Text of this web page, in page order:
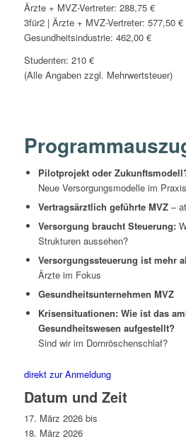
Ärzte + MVZ-Vertreter: 288,75 €
3für2 | Ärzte + MVZ-Vertreter: 577,50 €
Gesundheitsindustrie: 462,00 €
Studenten: 210 €
(Alle Angaben zzgl. Mehrwertsteuer)
Pilotprojekt oder
Neue Versorgungsmodelle im
Vertragsärztlich geführte MVZ–
Versorgung braucht Steuerung:
Strukturen aussehen?
Versorgungssteuerung ist mehr
Ärzte im Fokus
Gesundheitsunternehmen MVZ
Krisensituationen: Wie ist das
Gesundheitswesen aufgestellt?
Sind wir im Dornröschenschlaf?
direkt zur Anmeldung
Datum und Zeit
17. März 2026 bis
18. März 2026